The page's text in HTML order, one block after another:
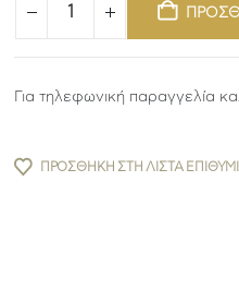
Για τηλεφωνική παραγγελία
ΠΡΟΣΘΉΚΗ ΣΤΗ ΛΊΣΤΑ